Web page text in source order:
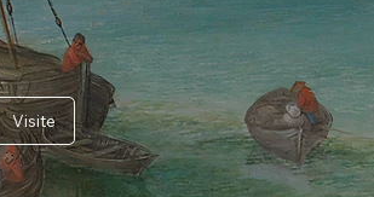
Visite